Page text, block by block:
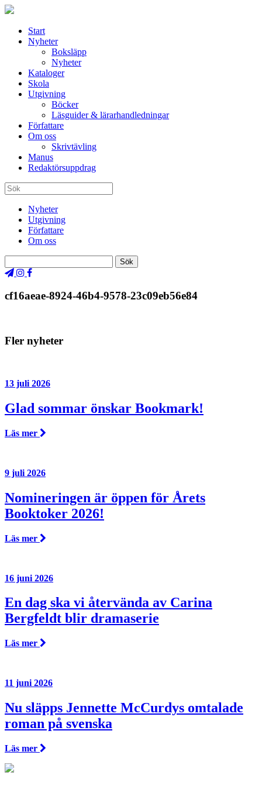
Start
Nyheter
Boksläpp
Nyheter
Kataloger
Skola
Utgivning
Böcker
Läsguider & lärarhandledningar
Författare
Om oss
Skrivtävling
Manus
Redaktörsuppdrag
Nyheter
Utgivning
Författare
Om oss
cf16aeae-8924-46b4-9578-23c09eb56e84
Fler nyheter
13 juli 2026
Glad sommar önskar Bookmark!
Läs mer
9 juli 2026
Nomineringen är öppen för Årets
Booktoker 2026!
Läs mer
16 juni 2026
En dag ska vi återvända av Carina
Bergfeldt blir dramaserie
Läs mer
11 juni 2026
Nu släpps Jennette McCurdys omtalade
roman på svenska
Läs mer